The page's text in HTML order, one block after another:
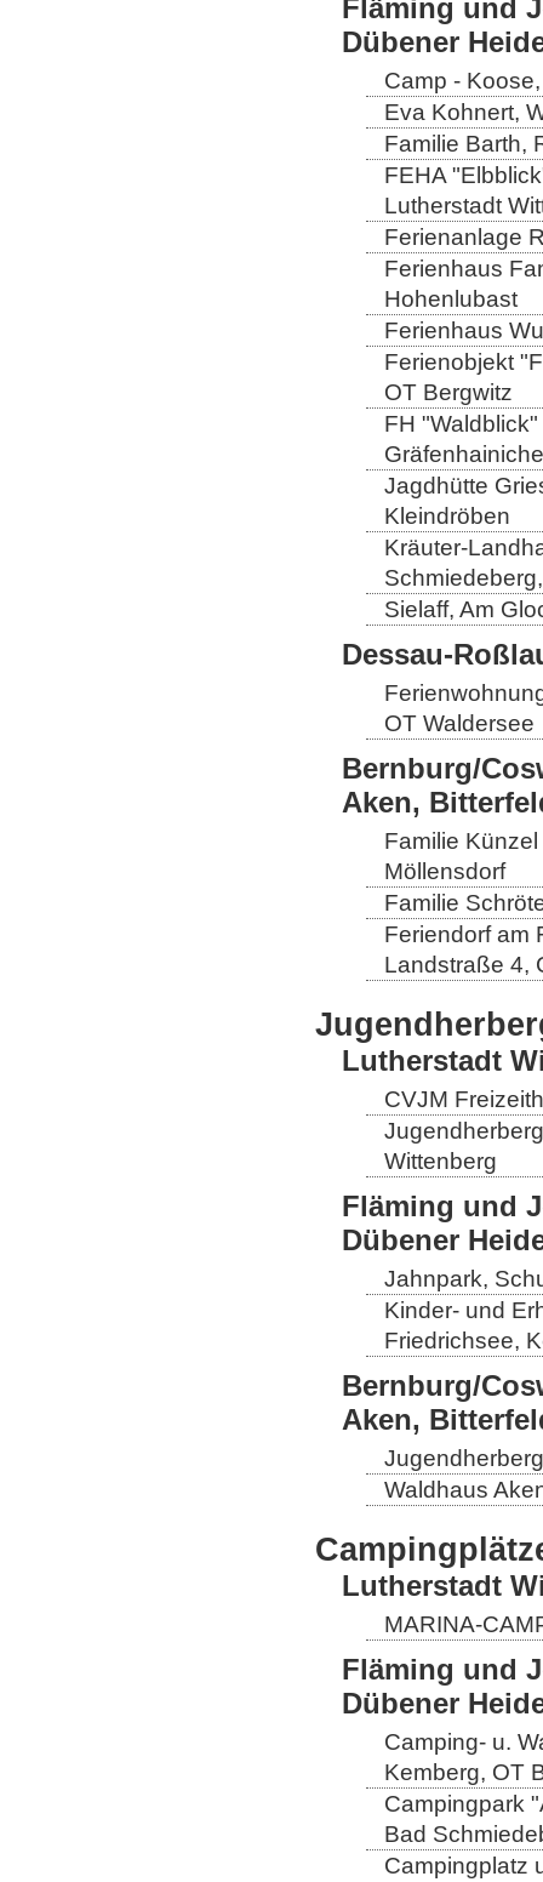
Fläming und
Dübener
Camp -
Eva Kohnert,
Familie Barth,
FEHA
Lutherstadt
Ferienanlage
Ferienhaus
Hohenlubast
Ferienhaus
Ferienobjekt
OT Bergwitz
FH
Jagdhütte
Kleindröben
Kräuter-
Sielaff, Am
Dessau-
OT Waldersee
Bernburg/
Aken,
Familie
Möllensdorf
Familie
Feriendorf am
Landstraße 4,
Lutherstadt
CVJM
Wittenberg
Fläming und
Dübener
Jahnpark,
Kinder- und
Friedrichsee,
Bernburg/
Aken,
Waldhaus
Lutherstadt
MARINA-
Fläming und
Dübener
Camping- u.
Kemberg, OT
Campingpark
Bad
Campingplatz